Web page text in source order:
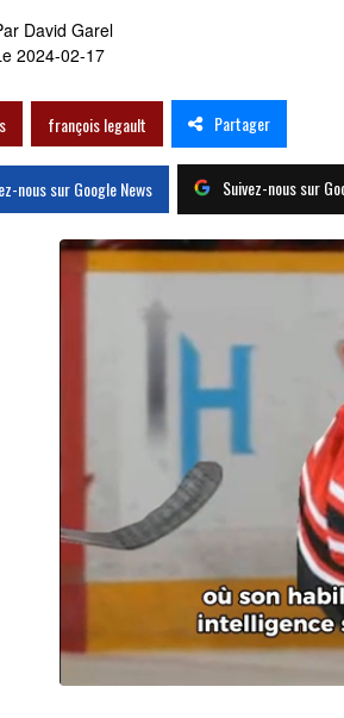
David Garel
2024-02-17
françois legault Partager
nous sur Google News Suivez-nous sur